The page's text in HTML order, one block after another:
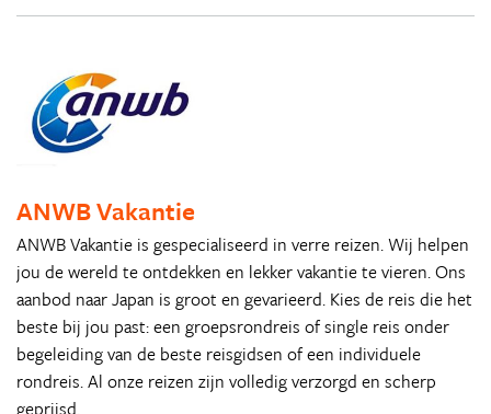
ANWB Vakantie
ANWB Vakantie is gespecialiseerd in verre reizen. Wij helpen
jou de wereld te ontdekken en lekker vakantie te vieren. Ons
aanbod naar Japan is groot en gevarieerd. Kies de reis die het
beste bij jou past: een groepsrondreis of single reis onder
begeleiding van de beste reisgidsen of een individuele
rondreis. Al onze reizen zijn volledig verzorgd en scherp
geprijsd.